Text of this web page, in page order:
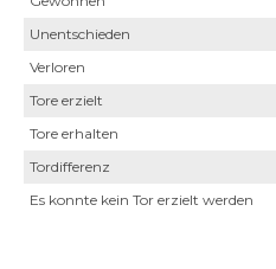
Unentschieden
Verloren
Tore erzielt
Tore erhalten
Tordifferenz
Es konnte kein Tor erzielt werden